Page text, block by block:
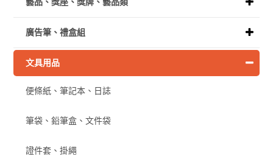
廣告筆、禮盒組
文具用品
便條紙、筆記本、日誌
筆袋、鉛筆盒、文件袋
證件套、掛繩